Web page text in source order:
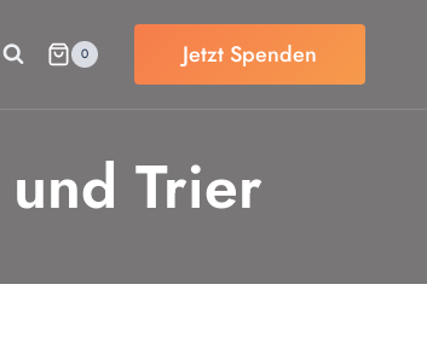
0 Jetzt Spenden
Trier